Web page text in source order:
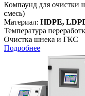
Компаунд для очистки
смесь)
Материал: HDPE,
Температура
Очистка шнека и ГКС
Подробнее